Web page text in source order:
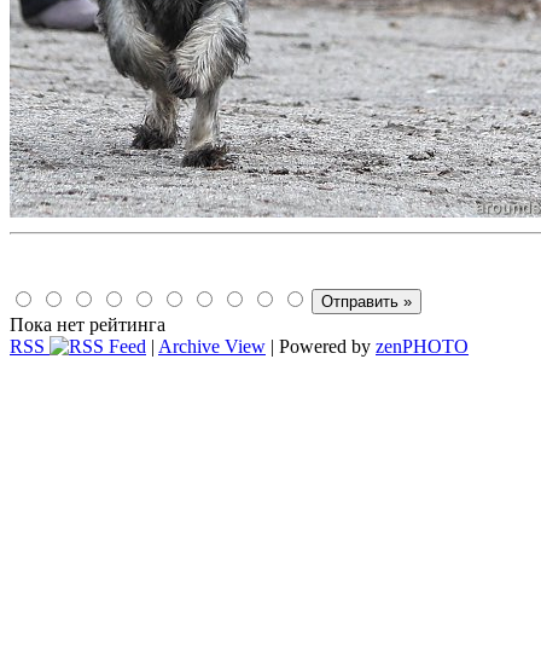
Пока нет рейтинга
RSS
| Archive View | Powered by zenPHOTO